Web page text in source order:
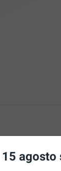
15 agosto